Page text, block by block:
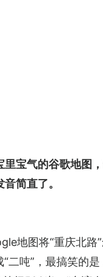
里宝气的谷歌地图
简直了。
地图将“重庆北路
“二吨”，最搞笑的